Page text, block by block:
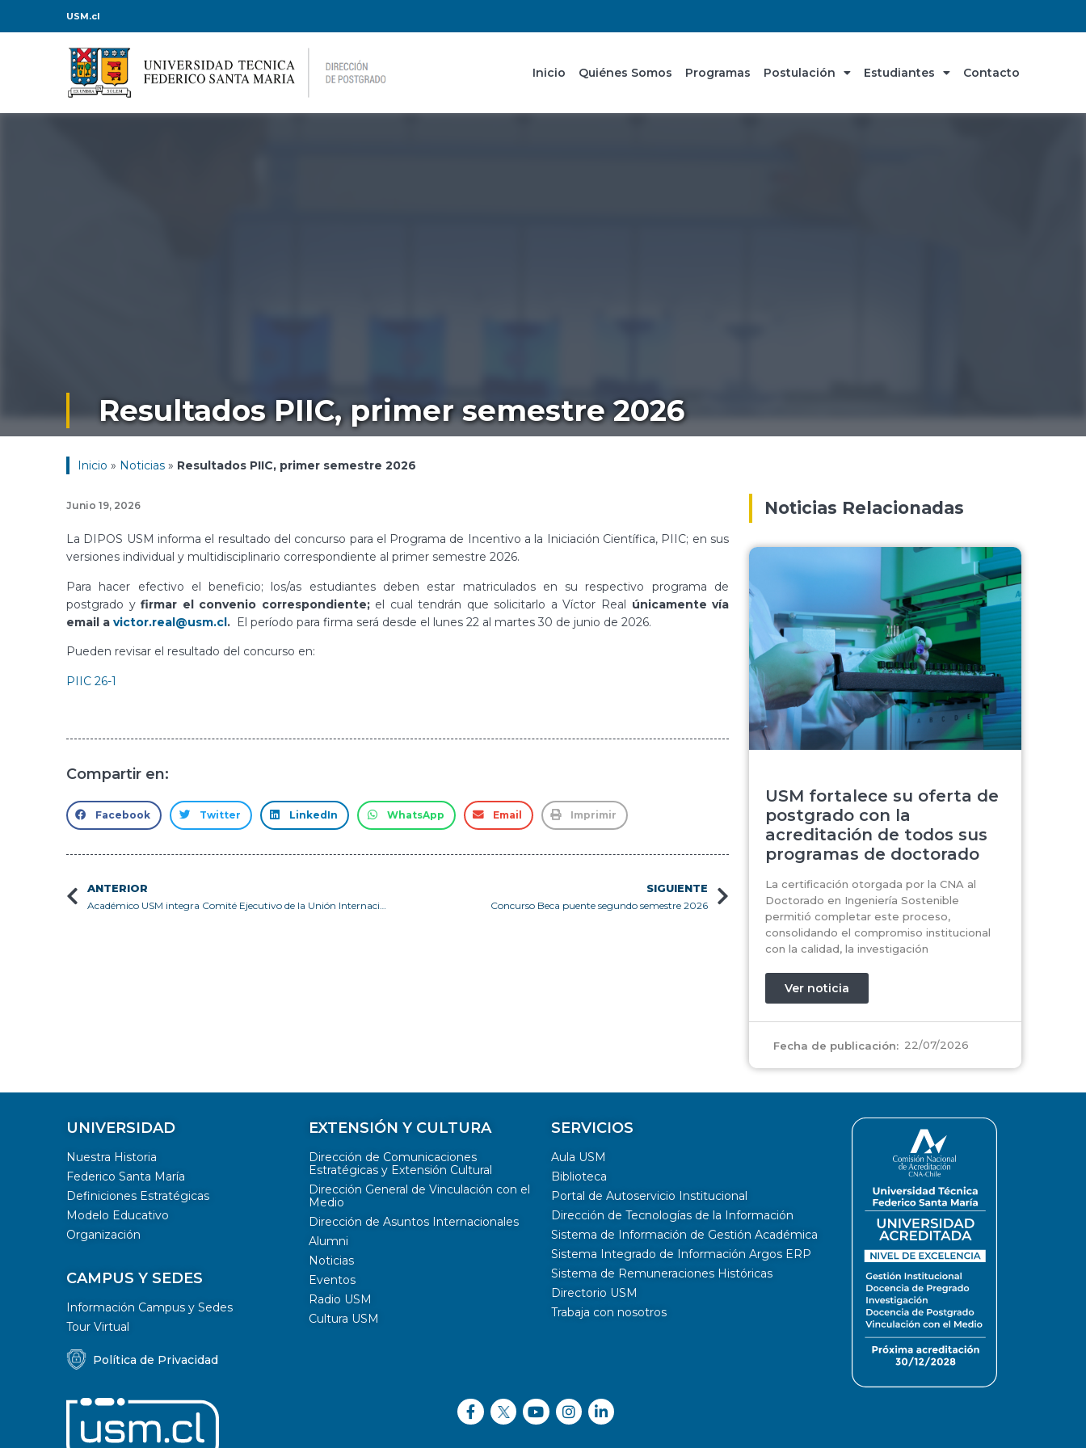
USM.cl
Inicio Quiénes Somos Programas Postulación Estudiantes Contacto
Resultados PIIC, primer semestre 2026
Inicio » Noticias » Resultados PIIC, primer semestre 2026
Junio 19, 2026
La DIPOS USM informa el resultado del concurso para el Programa de Incentivo a la Iniciación Científica, PIIC; en sus
versiones individual y multidisciplinario correspondiente al primer semestre 2026.
Para hacer efectivo el beneficio; los/as estudiantes deben estar matriculados en su respectivo programa de
postgrado yfirmar el convenio correspondiente;el cual tendrán que solicitarlo a Víctor Real únicamente vía
email a victor.real@usm.cl. El período para firma será desde el lunes 22 al martes 30 de junio de 2026.
Pueden revisar el resultado del concurso en:
PIIC 26-1
Compartir en:
Facebook Twitter LinkedIn WhatsApp Email Imprimir
ANTERIOR SIGUIENTE
Concurso Beca puente segundo semestre 2026
Noticias Relacionadas
USM fortalece su oferta de
postgrado con la
acreditación de todos sus
programas de doctorado
La certificación otorgada por la CNA al
Doctorado en Ingeniería Sostenible
permitió completar este proceso,
consolidando el compromiso institucional
con la calidad, la investigación
Ver noticia
Fecha de publicación: 22/07/2026
UNIVERSIDAD
Nuestra Historia
Federico Santa María
Definiciones Estratégicas
Modelo Educativo
Organización
CAMPUS Y SEDES
Información Campus y Sedes
Tour Virtual
EXTENSIÓN Y CULTURA
Dirección de Comunicaciones
Estratégicas y Extensión Cultural
Dirección General de Vinculación con el
Medio
Dirección de Asuntos Internacionales
Alumni
Noticias
Eventos
Radio USM
Cultura USM
SERVICIOS
Aula USM
Biblioteca
Portal de Autoservicio Institucional
Dirección de Tecnologías de la Información
Sistema de Información de Gestión Académica
Sistema Integrado de Información Argos ERP
Sistema de Remuneraciones Históricas
Directorio USM
Trabaja con nosotros
Política de Privacidad